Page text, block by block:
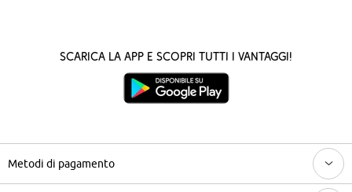
Scarica la App e scopri tutti i vantaggi!
Metodi di pagamento